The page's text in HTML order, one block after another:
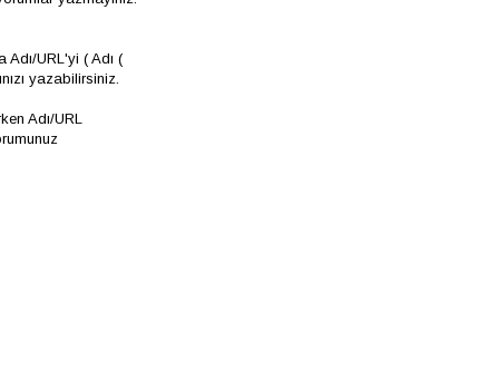
URL'yi ( Adı (
yazabilirsiniz.
Adı/URL